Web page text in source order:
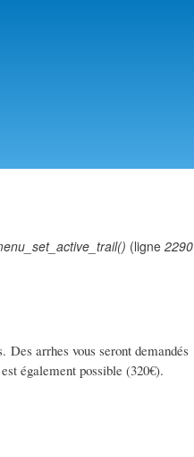
(ligne 2290
arrhes vous seront demandés
également possible (320€).